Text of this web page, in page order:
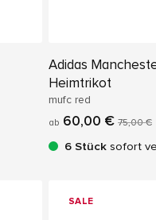
Adidas
Heimtrikot
mufc red
ab 60,00 € 75,00 €
6 Stück sofort
SALE